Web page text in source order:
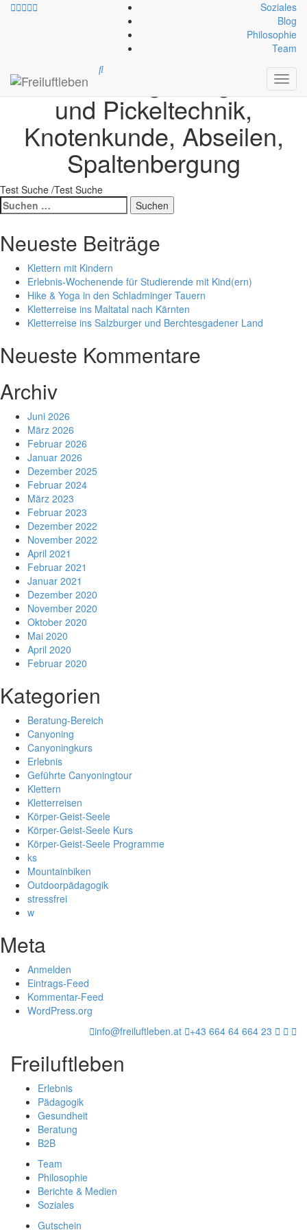
Soziales
Blog
Philosophie
Team
Programm-Ziel:
Wiederholung: Steigeisen-
und Pickeltechnik,
Knotenkunde, Abseilen,
Spaltenbergung
Test Suche /Test Suche
Suche
nach:
Neueste Beiträge
Klettern mit Kindern
Erlebnis-Wochenende für Studierende mit Kind(ern)
Hike & Yoga in den Schladminger Tauern
Kletterreise ins Maltatal nach Kärnten
Kletterreise ins Salzburger und Berchtesgadener Land
Neueste Kommentare
Archiv
Juni 2026
März 2026
Februar 2026
Januar 2026
Dezember 2025
Februar 2024
März 2023
Februar 2023
Dezember 2022
November 2022
April 2021
Februar 2021
Januar 2021
Dezember 2020
November 2020
Oktober 2020
Mai 2020
April 2020
Februar 2020
Kategorien
Beratung-Bereich
Canyoning
Canyoningkurs
Erlebnis
Geführte Canyoningtour
Klettern
Kletterreisen
Körper-Geist-Seele
Körper-Geist-Seele Kurs
Körper-Geist-Seele Programme
ks
Mountainbiken
Outdoorpädagogik
stressfrei
w
Meta
Anmelden
Eintrags-Feed
Kommentar-Feed
WordPress.org
info@freiluftleben.at
+43 664 64 664 23
Freiluftleben
Erlebnis
Pädagogik
Gesundheit
Beratung
B2B
Team
Philosophie
Berichte & Medien
Soziales
Gutschein